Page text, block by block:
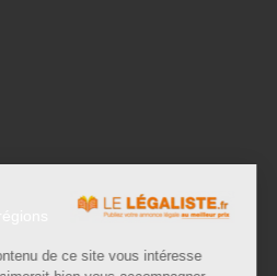
de ce site vous intéresse